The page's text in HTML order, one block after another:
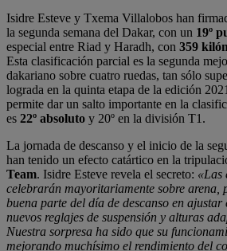
Isidre Esteve y Txema Villalobos han
la segunda semana del Dakar, con un 19º
especial entre Riad y Haradh, con 359
Esta clasificación parcial es la segunda
dakariano sobre cuatro ruedas, tan sólo
lograda en la quinta etapa de la edición
permite dar un salto importante en la
es 22º absoluto y 20º en la división T1.
La jornada de descanso y el inicio de la
han tenido un efecto catártico en la
Team. Isidre Esteve revela el secreto: «Las
celebrarán mayoritariamente sobre arena,
buena parte del día de descanso en ajustar
nuevos reglajes de suspensión y alturas
Nuestra sorpresa ha sido que su
mejorando muchísimo el rendimiento del